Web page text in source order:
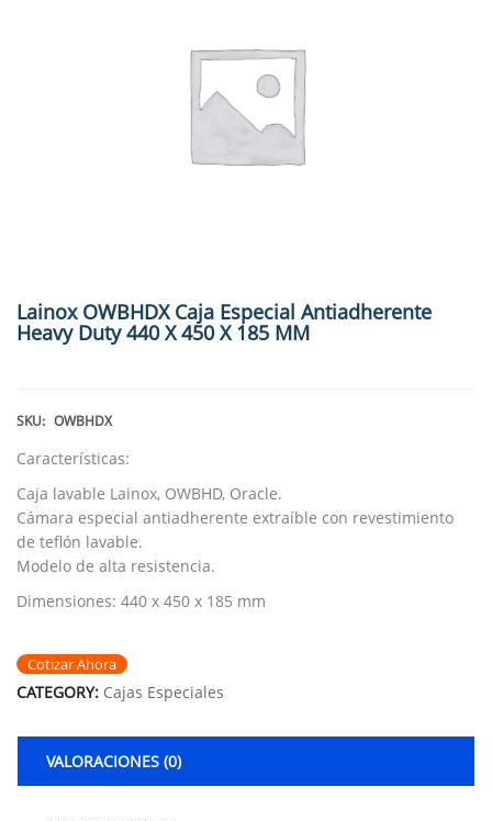
Lainox OWBHDX Caja Especial Antiadherente
Heavy Duty 440 X 450 X 185 MM
SKU: OWBHDX
Características:
Caja lavable Lainox, OWBHD, Oracle.
Cámara especial antiadherente extraíble con revestimiento
de teflón lavable.
Modelo de alta resistencia.
Dimensiones: 440 x 450 x 185 mm
Cotizar Ahora
CATEGORY: Cajas Especiales
VALORACIONES (0)